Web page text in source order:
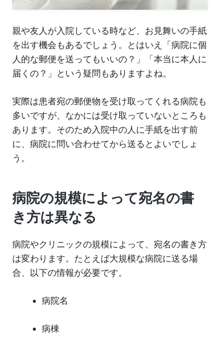
親や友人が入院している時など、お見舞いの手紙
を出す機会もあるでしょう。とはいえ「病院に個
人的な郵便を送ってもいいの？」「本当に本人に
届くの？」という疑問もありますよね。
実際は患者宛の郵便物を受け取ってくれる病院も
多いですが、なかには受け取っていないところも
あります。そのため入院中の人に手紙を出す前
に、病院に問い合わせてから送るとよいでしょ
う。
病院の規模によって宛名の書
き方は異なる
病院やクリニックの規模によって、宛名の書き方
は変わります。たとえば大規模な病院に送る場
合、以下の情報が必要です。
病院名
病棟